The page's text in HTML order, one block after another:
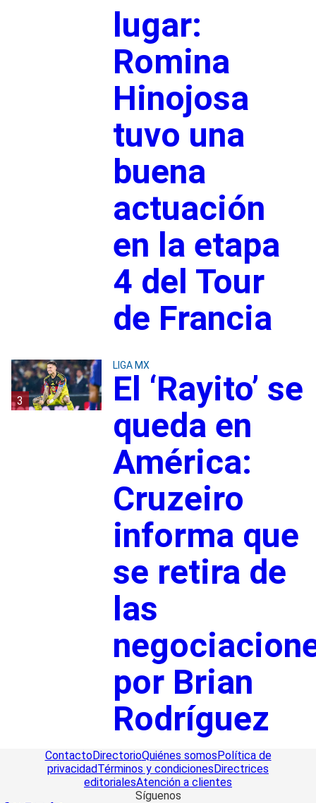
lugar:
Romina
Hinojosa
tuvo una
buena
actuación
en la etapa
4 del Tour
de Francia
3
LIGA MX
El ‘Rayito’ se
queda en
América:
Cruzeiro
informa que
se retira de
las
por Brian
Rodríguez
ContactoDirectorioQuiénes somosPolítica de
privacidadTérminos y condicionesDirectrices
editorialesAtención a clientes
Síguenos